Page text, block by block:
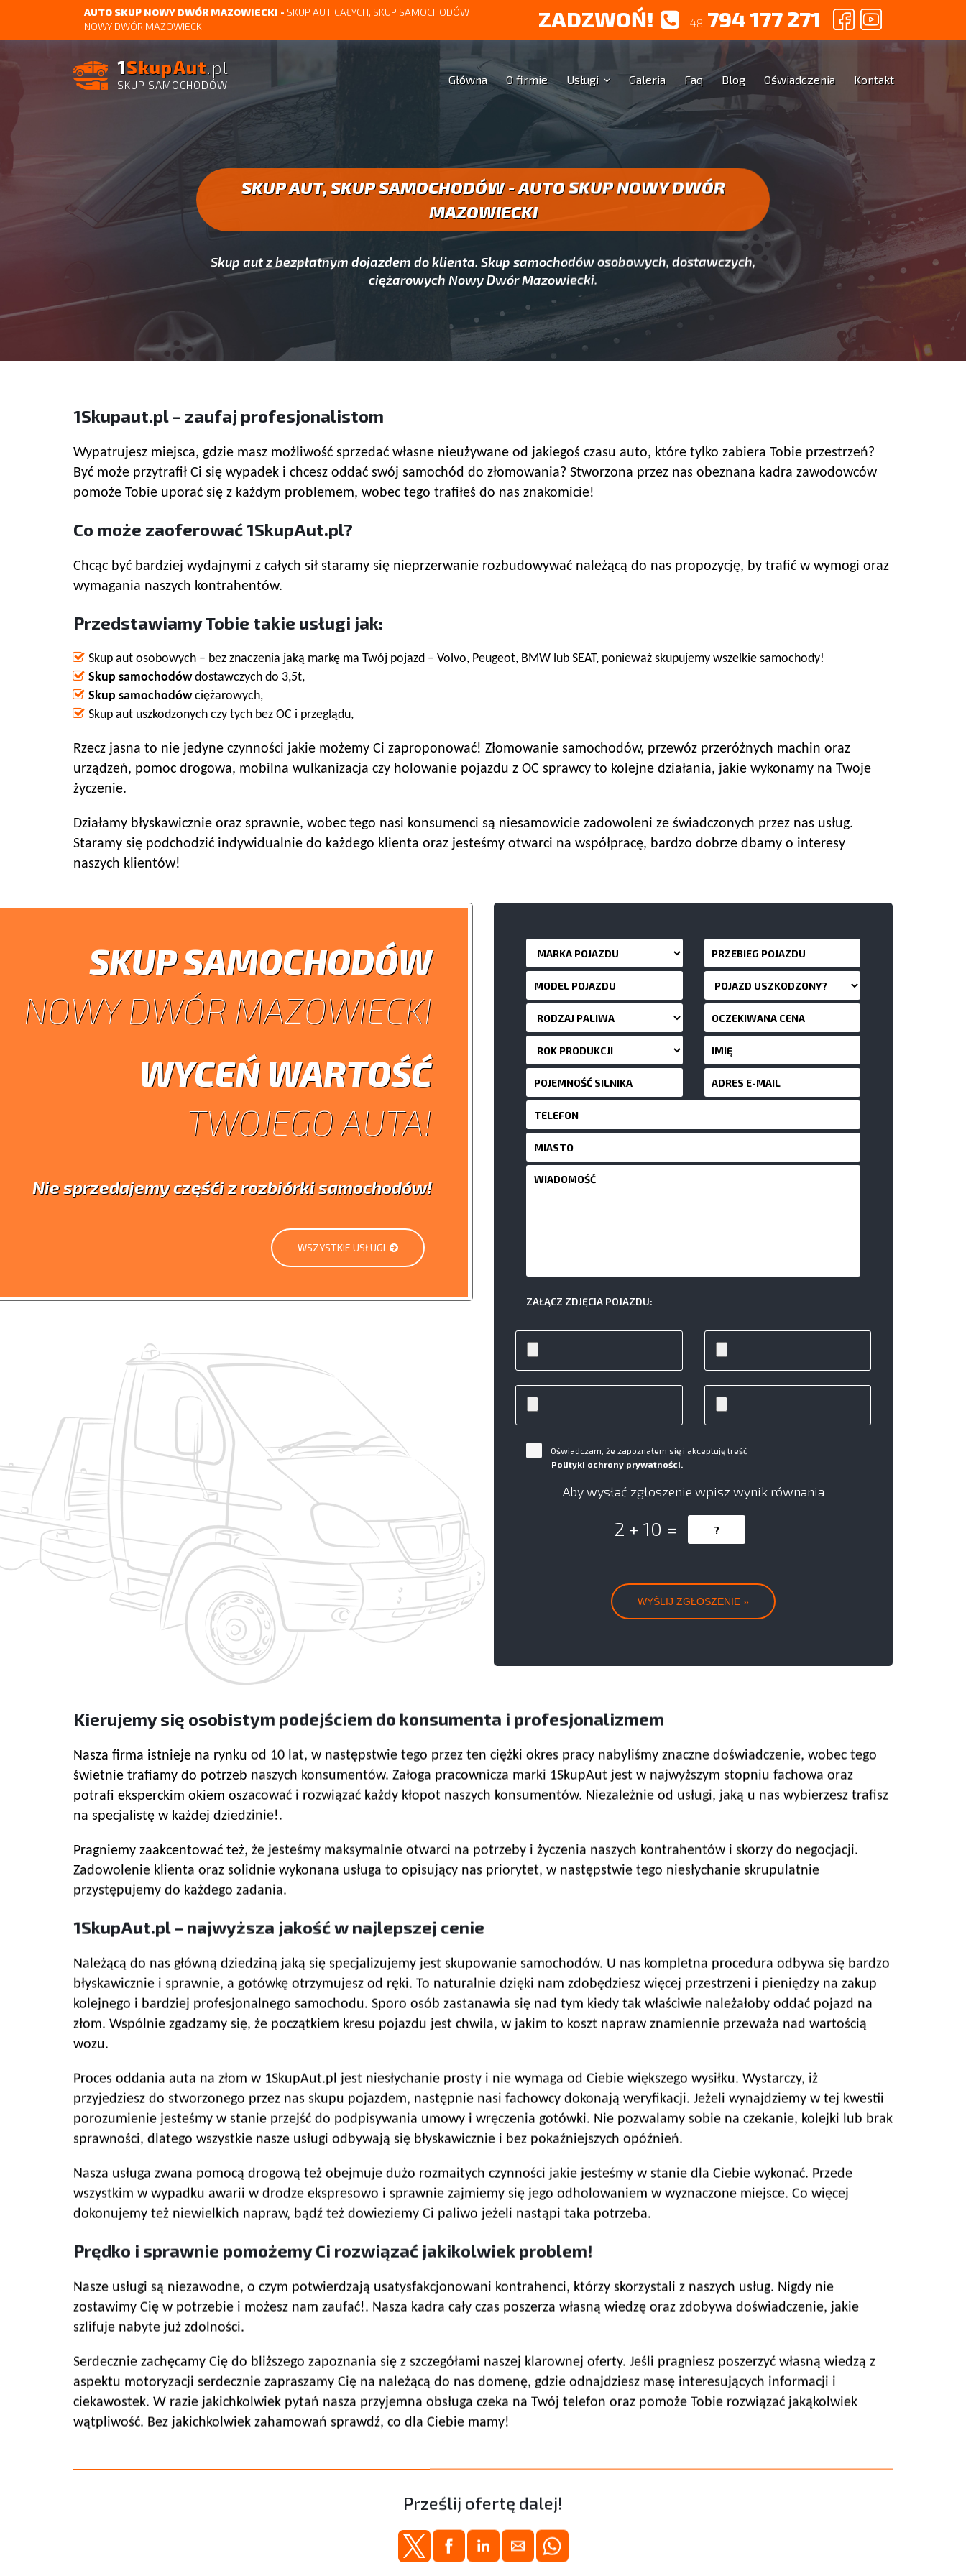
AUTO SKUP NOWY DWÓR MAZOWIECKI - SKUP AUT CAŁYCH, SKUP SAMOCHODÓW
NOWY DWÓR MAZOWIECKI
ZADZWOŃ! +48 794 177 271
1SkupAut.pl
SKUP SAMOCHODÓW Główna O firmie Usługi Galeria Faq Blog Oświadczenia Kontakt
SKUP AUT, SKUP SAMOCHODÓW - AUTO SKUP NOWY DWÓR
MAZOWIECKI
Skup aut z bezpłatnym dojazdem do klienta. Skup samochodów osobowych, dostawczych,
ciężarowych Nowy Dwór Mazowiecki.
1Skupaut.pl – zaufaj profesjonalistom
Wypatrujesz miejsca, gdzie masz możliwość sprzedać własne nieużywane od jakiegoś czasu auto, które tylko zabiera Tobie przestrzeń?
Być może przytrafił Ci się wypadek i chcesz oddać swój samochód do złomowania? Stworzona przez nas obeznana kadra zawodowców
pomoże Tobie uporać się z każdym problemem, wobec tego trafiłeś do nas znakomicie!
Co może zaoferować 1SkupAut.pl?
Chcąc być bardziej wydajnymi z całych sił staramy się nieprzerwanie rozbudowywać należącą do nas propozycję, by trafić w wymogi oraz
wymagania naszych kontrahentów.
Przedstawiamy Tobie takie usługi jak:
Skup aut osobowych – bez znaczenia jaką markę ma Twój pojazd – Volvo, Peugeot, BMW lub SEAT, ponieważ skupujemy wszelkie samochody!
Skup samochodówdostawczych do 3,5t,
Skup samochodówciężarowych,
Skup aut uszkodzonych czy tych bez OC i przeglądu,
Rzecz jasna to nie jedyne czynności jakie możemy Ci zaproponować! Złomowanie samochodów, przewóz przeróżnych machin oraz
urządzeń, pomoc drogowa, mobilna wulkanizacja czy holowanie pojazdu z OC sprawcy to kolejne działania, jakie wykonamy na Twoje
życzenie.
Działamy błyskawicznie oraz sprawnie, wobec tego nasi konsumenci są niesamowicie zadowoleni ze świadczonych przez nas usług.
Staramy się podchodzić indywidualnie do każdego klienta oraz jesteśmy otwarci na współpracę, bardzo dobrze dbamy o interesy
naszych klientów!
SKUP SAMOCHODÓW
NOWY DWÓR MAZOWIECKI
WYCEŃ WARTOŚĆ
TWOJEGO AUTA!
Nie sprzedajemy częśći z rozbiórki samochodów!
WSZYSTKIE USŁUGI
ZAŁĄCZ ZDJĘCIA POJAZDU:
Oświadczam, że zapoznałem się i akceptuję treść
Polityki ochrony prywatności.
Aby wysłać zgłoszenie wpisz wynik równania
2 + 10 =
Kierujemy się osobistym podejściem do konsumenta i profesjonalizmem
Nasza firma istnieje na rynku od 10 lat, w następstwie tego przez ten ciężki okres pracy nabyliśmy znaczne doświadczenie, wobec tego
świetnie trafiamy do potrzeb naszych konsumentów. Załoga pracownicza marki 1SkupAut jest w najwyższym stopniu fachowa oraz
potrafi eksperckim okiem oszacować i rozwiązać każdy kłopot naszych konsumentów. Niezależnie od usługi, jaką u nas wybierzesz trafisz
na specjalistę w każdej dziedzinie!.
Pragniemy zaakcentować też, że jesteśmy maksymalnie otwarci na potrzeby i życzenia naszych kontrahentów i skorzy do negocjacji.
Zadowolenie klienta oraz solidnie wykonana usługa to opisujący nas priorytet, w następstwie tego niesłychanie skrupulatnie
przystępujemy do każdego zadania.
1SkupAut.pl – najwyższa jakość w najlepszej cenie
Należącą do nas główną dziedziną jaką się specjalizujemy jest skupowanie samochodów. U nas kompletna procedura odbywa się bardzo
błyskawicznie i sprawnie, a gotówkę otrzymujesz od ręki. To naturalnie dzięki nam zdobędziesz więcej przestrzeni i pieniędzy na zakup
kolejnego i bardziej profesjonalnego samochodu. Sporo osób zastanawia się nad tym kiedy tak właściwie należałoby oddać pojazd na
złom. Wspólnie zgadzamy się, że początkiem kresu pojazdu jest chwila, w jakim to koszt napraw znamiennie przeważa nad wartością
wozu.
Proces oddania auta na złom w 1SkupAut.pl jest niesłychanie prosty i nie wymaga od Ciebie większego wysiłku. Wystarczy, iż
przyjedziesz do stworzonego przez nas skupu pojazdem, następnie nasi fachowcy dokonają weryfikacji. Jeżeli wynajdziemy w tej kwestii
porozumienie jesteśmy w stanie przejść do podpisywania umowy i wręczenia gotówki. Nie pozwalamy sobie na czekanie, kolejki lub brak
sprawności, dlatego wszystkie nasze usługi odbywają się błyskawicznie i bez pokaźniejszych opóźnień.
Nasza usługa zwana pomocą drogową też obejmuje dużo rozmaitych czynności jakie jesteśmy w stanie dla Ciebie wykonać. Przede
wszystkim w wypadku awarii w drodze ekspresowo i sprawnie zajmiemy się jego odholowaniem w wyznaczone miejsce. Co więcej
dokonujemy też niewielkich napraw, bądź też dowieziemy Ci paliwo jeżeli nastąpi taka potrzeba.
Prędko i sprawnie pomożemy Ci rozwiązać jakikolwiek problem!
Nasze usługi są niezawodne, o czym potwierdzają usatysfakcjonowani kontrahenci, którzy skorzystali z naszych usług. Nigdy nie
zostawimy Cię w potrzebie i możesz nam zaufać!. Nasza kadra cały czas poszerza własną wiedzę oraz zdobywa doświadczenie, jakie
szlifuje nabyte już zdolności.
Serdecznie zachęcamy Cię do bliższego zapoznania się z szczegółami naszej klarownej oferty. Jeśli pragniesz poszerzyć własną wiedzą z
aspektu motoryzacji serdecznie zapraszamy Cię na należącą do nas domenę, gdzie odnajdziesz masę interesujących informacji i
ciekawostek. W razie jakichkolwiek pytań nasza przyjemna obsługa czeka na Twój telefon oraz pomoże Tobie rozwiązać jakąkolwiek
wątpliwość. Bez jakichkolwiek zahamowań sprawdź, co dla Ciebie mamy!
Prześlij ofertę dalej!